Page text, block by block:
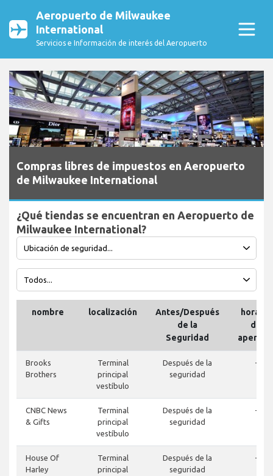
Aeropuerto de Milwaukee
International
Servicios e Información de interés del Aeropuerto
Compras libres de impuestos en Aeropuerto
de Milwaukee International
¿Qué tiendas se encuentran en Aeropuerto de
Milwaukee International?
nombre localización
Antes/Después
de la
Seguridad
horario
de
Brooks
Brothers
Terminal
principal
vestíbulo
Después de la
seguridad
-
CNBC News
& Gifts
Terminal
principal
vestíbulo
Después de la
seguridad
-
House Of
Harley
Terminal
principal
Después de la
seguridad
-